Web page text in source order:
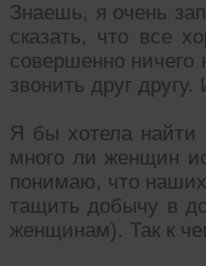
Знаешь, я очень
сказать, что все
совершенно ничего
звонить друг другу.
Я бы хотела найти
много ли женщин
понимаю, что
тащить добычу в
женщинам). Так к